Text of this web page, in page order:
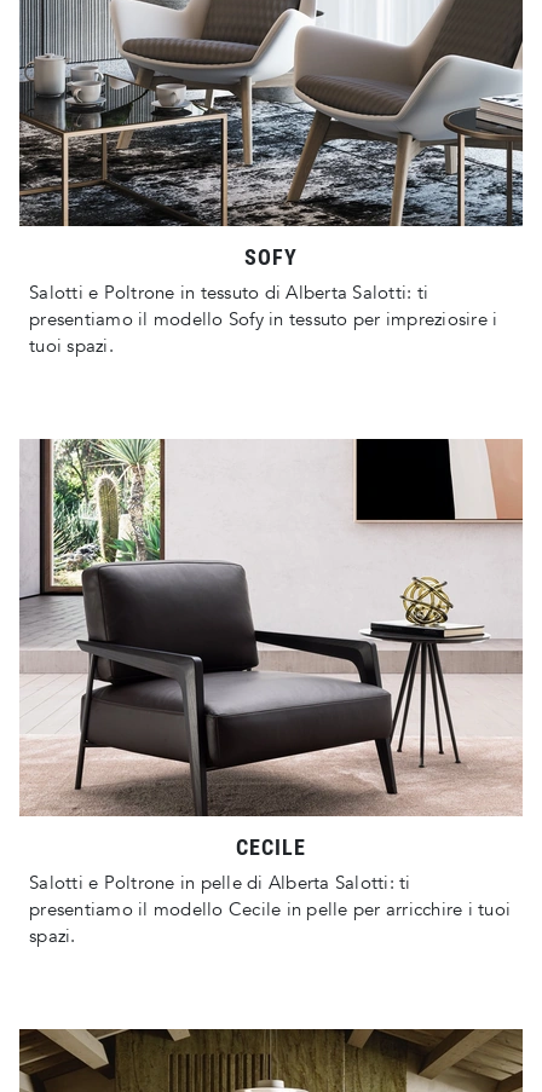
SOFY
Salotti e Poltrone in tessuto di Alberta Salotti: ti
presentiamo il modello Sofy in tessuto per impreziosire i
tuoi spazi.
CECILE
Salotti e Poltrone in pelle di Alberta Salotti: ti
presentiamo il modello Cecile in pelle per arricchire i tuoi
spazi.